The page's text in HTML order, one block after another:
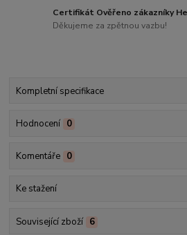
Certifikát Ověřeno zákazníky
Děkujeme za zpětnou vazbu!
Kompletní specifikace
Hodnocení 0
Komentáře 0
Ke stažení
Související zboží 6